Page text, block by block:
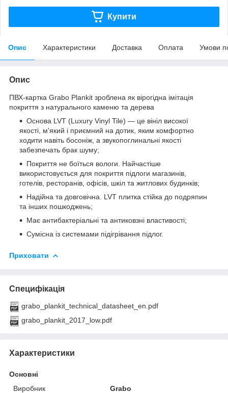
Купити
Опис Характеристики Доставка Оплата Умови
Опис
ПВХ-картка Grabo Plankit зроблена як вірогідна імітація
покриття з натурального каменю та дерева
Основа LVT (Luxury Vinyl Tile) — це вініл високої
якості, м'який і приємний на дотик, яким комфортно
ходити навіть босоніж, а звукопоглинальні якості
забезпечать брак шуму;
Покриття не боїться вологи. Найчастіше
використовується для покриття підлоги магазинів,
готелів, ресторанів, офісів, шкіл та житлових будинків;
Надійна та довговічна. LVT плитка стійка до подряпин
та інших пошкоджень;
Має антибактеріальні та антиковзні властивості;
Сумісна із системами підігрівання підлог.
Приховати
Специфікація
grabo_plankit_technical_datasheet_en.pdf
grabo_plankit_2017_low.pdf
Характеристики
Основні
Виробник
Grabo